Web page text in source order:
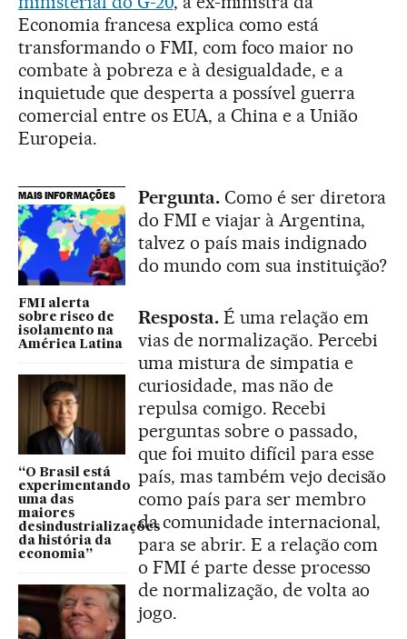
Economia francesa explica como está
transformando o FMI, com foco maior no
combate à pobreza e à desigualdade, e a
inquietude que desperta a possível guerra
comercial entre os EUA, a China e a União
Europeia.
MAIS INFORMAÇÕES
FMI alerta
sobre risco de
isolamento na
América Latina
“O Brasil está
experimentando
uma das
maiores
desindustrializações
da história da
economia”
Pergunta.Como é ser diretora
do FMI e viajar à Argentina,
talvez o país mais indignado
do mundo com sua instituição?
Resposta. É uma relação em
vias de normalização. Percebi
uma mistura de simpatia e
curiosidade, mas não de
repulsa comigo. Recebi
perguntas sobre o passado,
que foi muito difícil para esse
país, mas também vejo decisão
como país para ser membro
da comunidade internacional,
para se abrir. E a relação com
o FMI é parte desse processo
de normalização, de volta ao
jogo.